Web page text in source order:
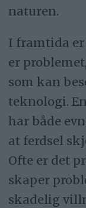
naturen.
I framtida
er
som kan
teknologi.
har både
at ferdsel
Ofte er det
skaper
skadelig